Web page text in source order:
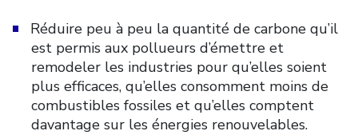
Réduire peu à peu la quantité de carbone qu’il
est permis aux pollueurs d’émettre et
remodeler les industries pour qu’elles soient
plus efficaces, qu’elles consomment moins de
combustibles fossiles et qu’elles comptent
davantage sur les énergies renouvelables.